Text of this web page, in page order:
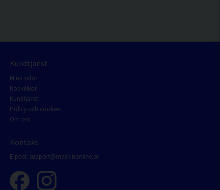
Kundtjänst
Mina sidor
Köpvillkor
Kundtjänst
Policy och cookies
Om oss
Kontakt
E-post: support@maskinonline.se